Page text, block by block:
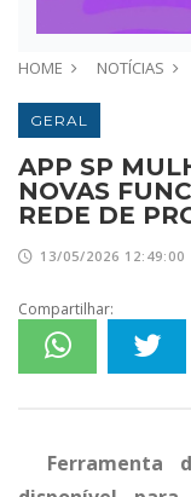
HOME NOTÍCIAS
GERAL
APP SP
NOVAS
REDE DE
13/05/2026 12:49:00
Compartilhar:
Ferramenta